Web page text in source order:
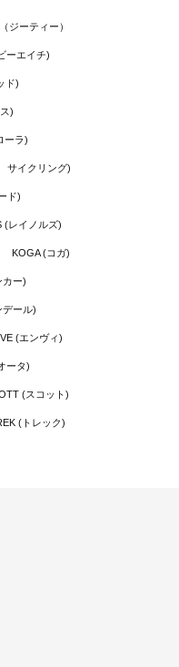
ジーティー）
ーエイチ)
ド)
)
ーラ)
サイクリング)
ド)
(レイノルズ)
KOGA (コガ)
カー)
デール)
(エンヴィ)
ータ)
(スコット)
(トレック)